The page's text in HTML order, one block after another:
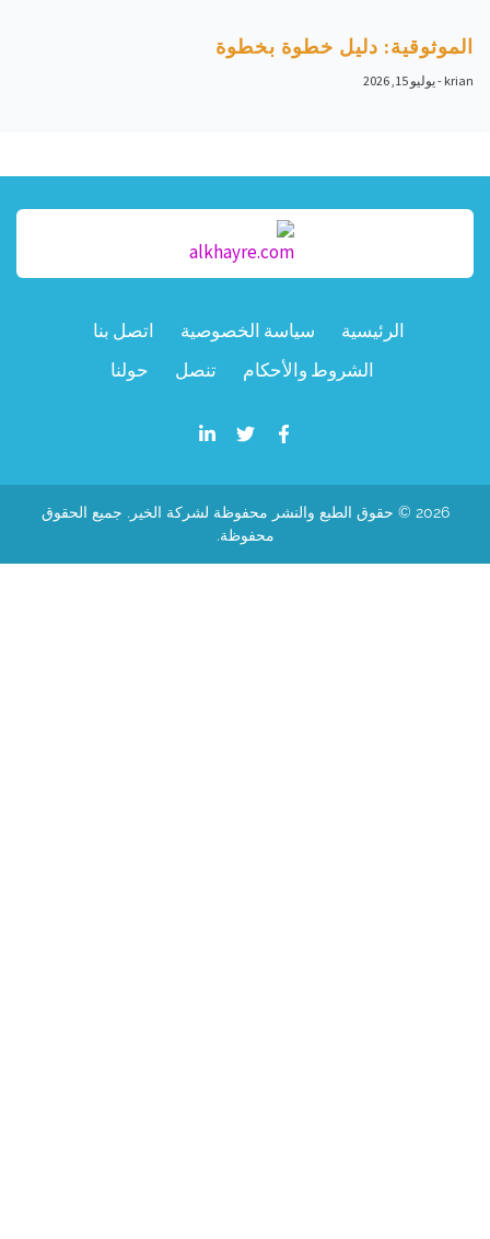
الموثوقية: دليل خطوة بخطوة
krian يوليو 15, 2026
الرئيسية سياسة الخصوصية
اتصل بنا
الشروط والأحكام
تنصل حولنا
2026 © حقوق الطبع والنشر محفوظة لشركة الخير. جميع الحقوق
محفوظة.